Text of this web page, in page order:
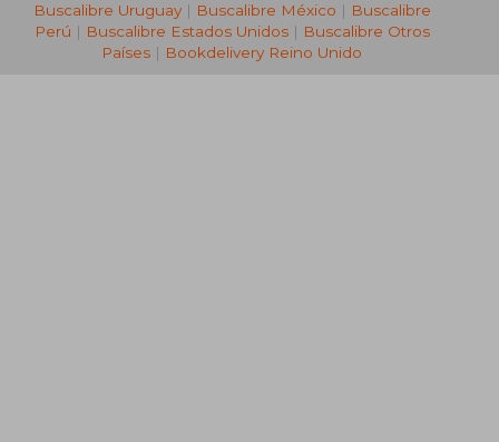
Buscalibre Uruguay| Buscalibre México | Buscalibre
Perú | Buscalibre Estados Unidos| Buscalibre Otros
Países | Bookdelivery Reino Unido